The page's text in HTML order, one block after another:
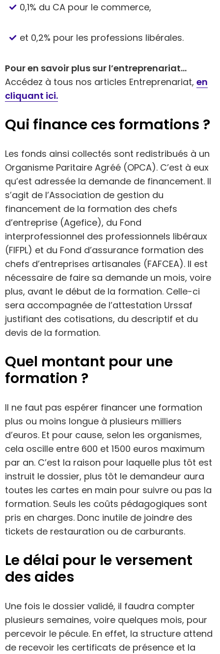
0,1% du CA pour le commerce,
et 0,2% pour les professions libérales.
Pour en savoir plus sur l’entreprenariat…
Accédez à tous nos articles Entreprenariat, en
cliquant ici.
Qui finance ces formations ?
Les fonds ainsi collectés sont redistribués à un
Organisme Paritaire Agréé (OPCA). C’est à eux
qu’est adressée la demande de financement. Il
s’agit de l’Association de gestion du
financement de la formation des chefs
d’entreprise (Agefice), du Fond
interprofessionnel des professionnels libéraux
(FIFPL) et du Fond d’assurance formation des
chefs d’entreprises artisanales (FAFCEA). Il est
nécessaire de faire sa demande un mois, voire
plus, avant le début de la formation. Celle-ci
sera accompagnée de l’attestation Urssaf
justifiant des cotisations, du descriptif et du
devis de la formation.
Quel montant pour une
formation ?
Il ne faut pas espérer financer une formation
plus ou moins longue à plusieurs milliers
d’euros. Et pour cause, selon les organismes,
cela oscille entre 600 et 1500 euros maximum
par an. C’est la raison pour laquelle plus tôt est
instruit le dossier, plus tôt le demandeur aura
toutes les cartes en main pour suivre ou pas la
formation. Seuls les coûts pédagogiques sont
pris en charges. Donc inutile de joindre des
tickets de restauration ou de carburants.
Le délai pour le versement
des aides
Une fois le dossier validé, il faudra compter
plusieurs semaines, voire quelques mois, pour
percevoir le pécule. En effet, la structure attend
de recevoir les certificats de présence et la